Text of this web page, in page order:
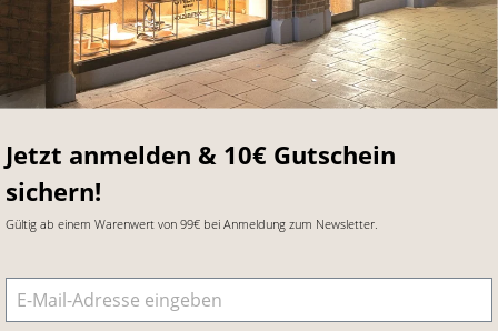
Jetzt anmelden & 10€ Gutschein
sichern!
Gültig ab einem Warenwert von 99€ bei Anmeldung zum Newsletter.
E-Mail-Adresse